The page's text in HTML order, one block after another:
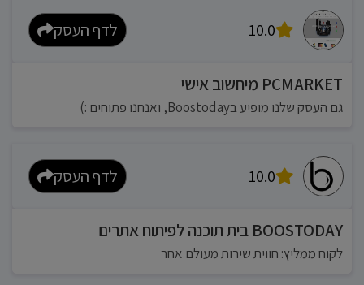
10.0 לדף העסק
PCMARKET מיחשוב אישי
גם העסק שלנו מופיע בBoostoday, ואנחנו פתוחים :)
10.0 לדף העסק
BOOSTODAY בית תוכנה לפיתוח אתרים
לקוח ממליץ: חווית שירות מעולם אחר